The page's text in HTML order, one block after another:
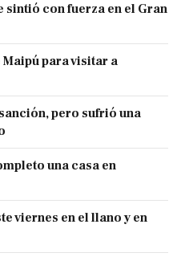
sintió con fuerza en el Gran
para visitar a
pero sufrió una
una casa en
viernes en el llano y en